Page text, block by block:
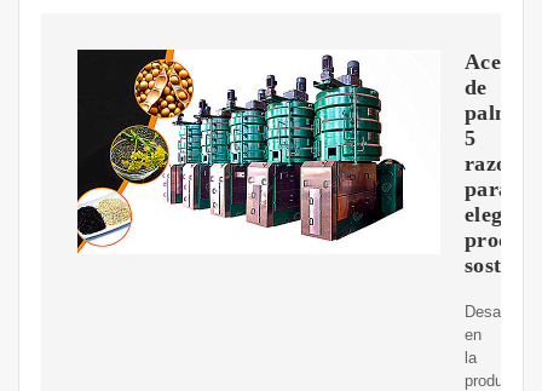
Aceite
de
palma:
5
razones
para
elegir
Desafíos
en
la
producción